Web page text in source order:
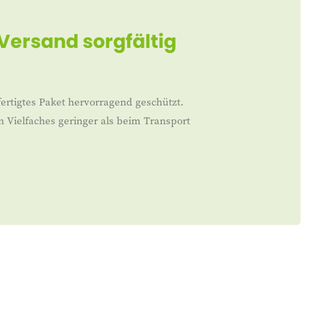
sorgfältig
Paket hervorragend geschützt.
Vielfaches geringer als beim Transport